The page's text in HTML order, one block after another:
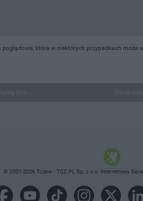
poglądowa, która w niektórych przypadkach może
© 2001-2026 Tczew - TCZ.PL Sp. z o.o. Internetowy